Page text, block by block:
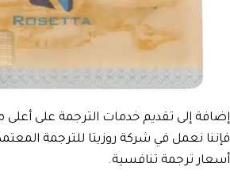
إضافة إلى تقديم خدمات الترجمة على أعلى
فإننا نعمل في شركة روزيتا للترجمة
أسعار ترجمة تنافسية.